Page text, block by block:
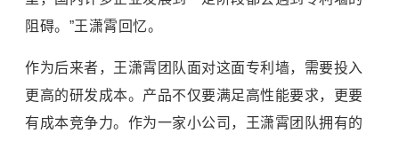
阻碍。”王潇霄回忆。
作为后来者，王潇霄团队面对这面专利墙，需要投入
更高的研发成本。产品不仅要满足高性能要求，更要
有成本竞争力。作为一家小公司，王潇霄团队拥有的